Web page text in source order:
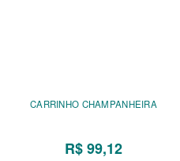
CARRINHO CHAMPANHEIRA
R$ 99,12